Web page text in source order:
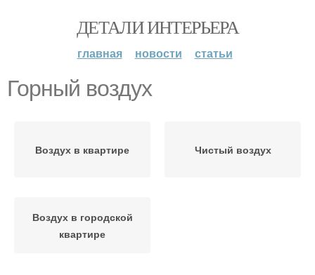
ДЕТАЛИ ИНТЕРЬЕРА
главная новости статьи
Горный воздух
Воздух в квартире Чистый воздух
Воздух в городской
квартире